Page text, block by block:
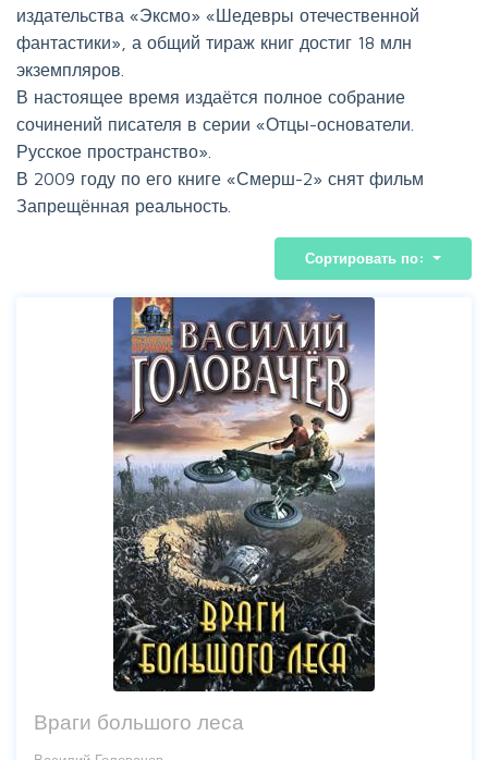
издательства «Эксмо» «Шедевры отечественной
фантастики», а общий тираж книг достиг 18 млн
экземпляров.
В настоящее время издаётся полное собрание
сочинений писателя в серии «Отцы-основатели.
Русское пространство».
В 2009 году по его книге «Смерш-2» снят фильм
Запрещённая реальность.
Сортировать по:
Враги большого леса